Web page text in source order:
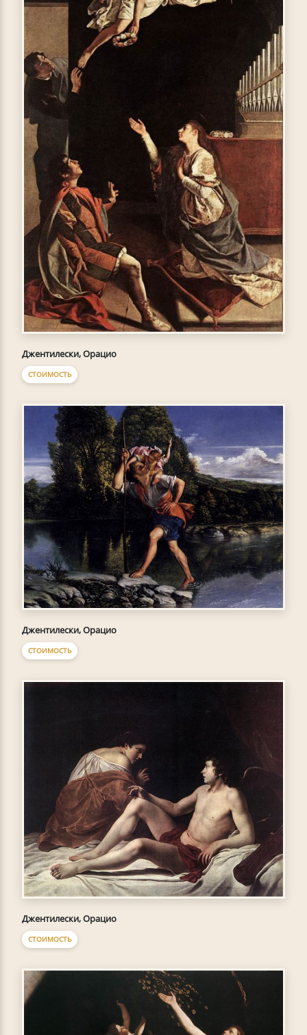
Джентилески, Орацио
СТОИМОСТЬ
Джентилески, Орацио
СТОИМОСТЬ
Джентилески, Орацио
СТОИМОСТЬ